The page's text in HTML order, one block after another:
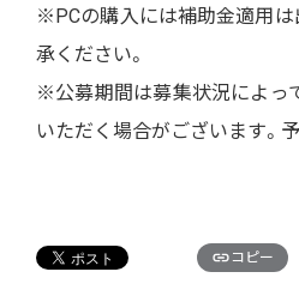
※PCの購入には補助金適用は
承ください。
※公募期間は募集状況によっ
いただく場合がございます。
コピー